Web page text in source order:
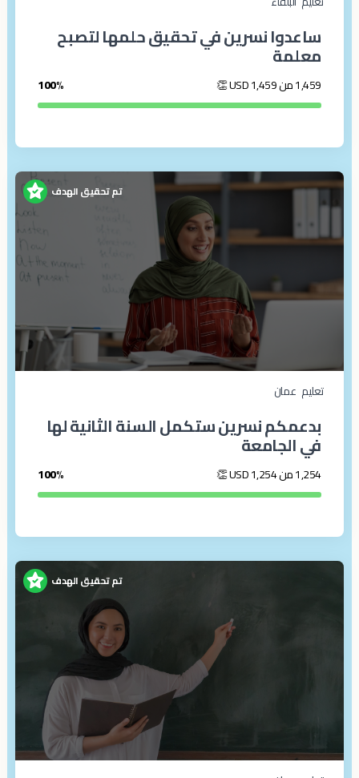
ساعدوا نسرين في تحقيق حلمها لتصبح
معلمة
1,459 من 1,459 USD
👏
100%
تم تحقيق الهدف
تعليم عمان
بدعمكم نسرين ستكمل السنة الثانية لها
في الجامعة
1,254 من 1,254 USD
👏
100%
تم تحقيق الهدف